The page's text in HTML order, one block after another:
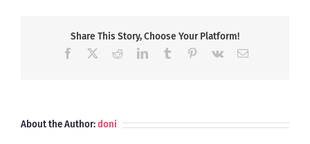
Share This Story, Choose Your Platform!
Facebook RedditLinkedInTumblr Pinterest
Vk Email
About the Author:doni